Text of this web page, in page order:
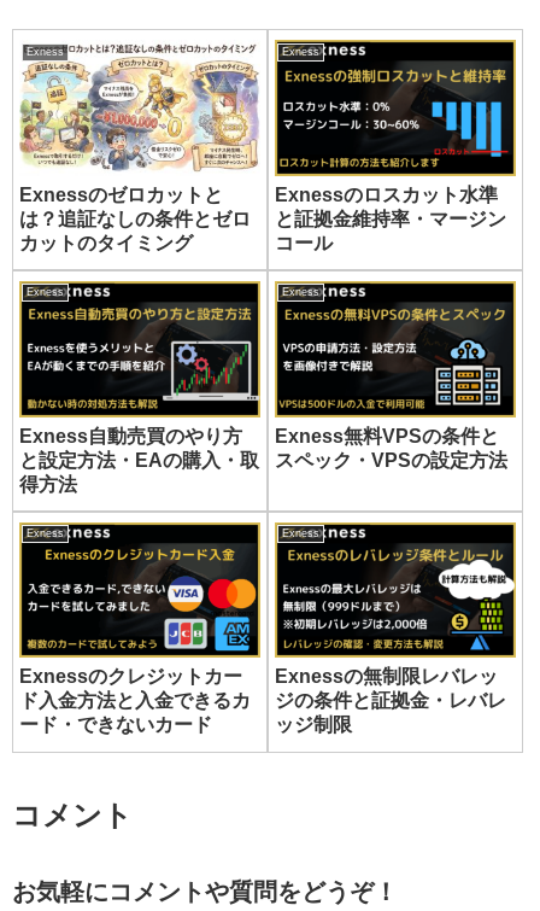
Exness
Exnessのゼロカットと
は？追証なしの条件とゼロ
カットのタイミング
Exness
Exnessのロスカット水準
と証拠金維持率・マージン
コール
Exness
Exness自動売買のやり方
と設定方法・EAの購入・取
得方法
Exness
Exness無料VPSの条件と
スペック・VPSの設定方法
Exness
Exnessのクレジットカー
ド入金方法と入金できるカ
ード・できないカード
Exness
Exnessの無制限レバレッ
ジの条件と証拠金・レバレ
ッジ制限
コメント
お気軽にコメントや質問をどうぞ！